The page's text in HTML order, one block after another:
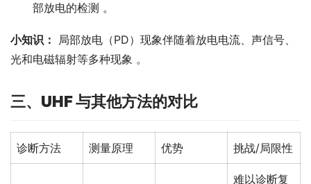
部放电的检测 。
小知识：
局部放电（PD）现象伴随着放电电流、声信号、
光和电磁辐射等多种现象 。
三、 UHF 与其他方法的对比
诊断方法 测量原理 优势 挑战/局限性
难以诊断复